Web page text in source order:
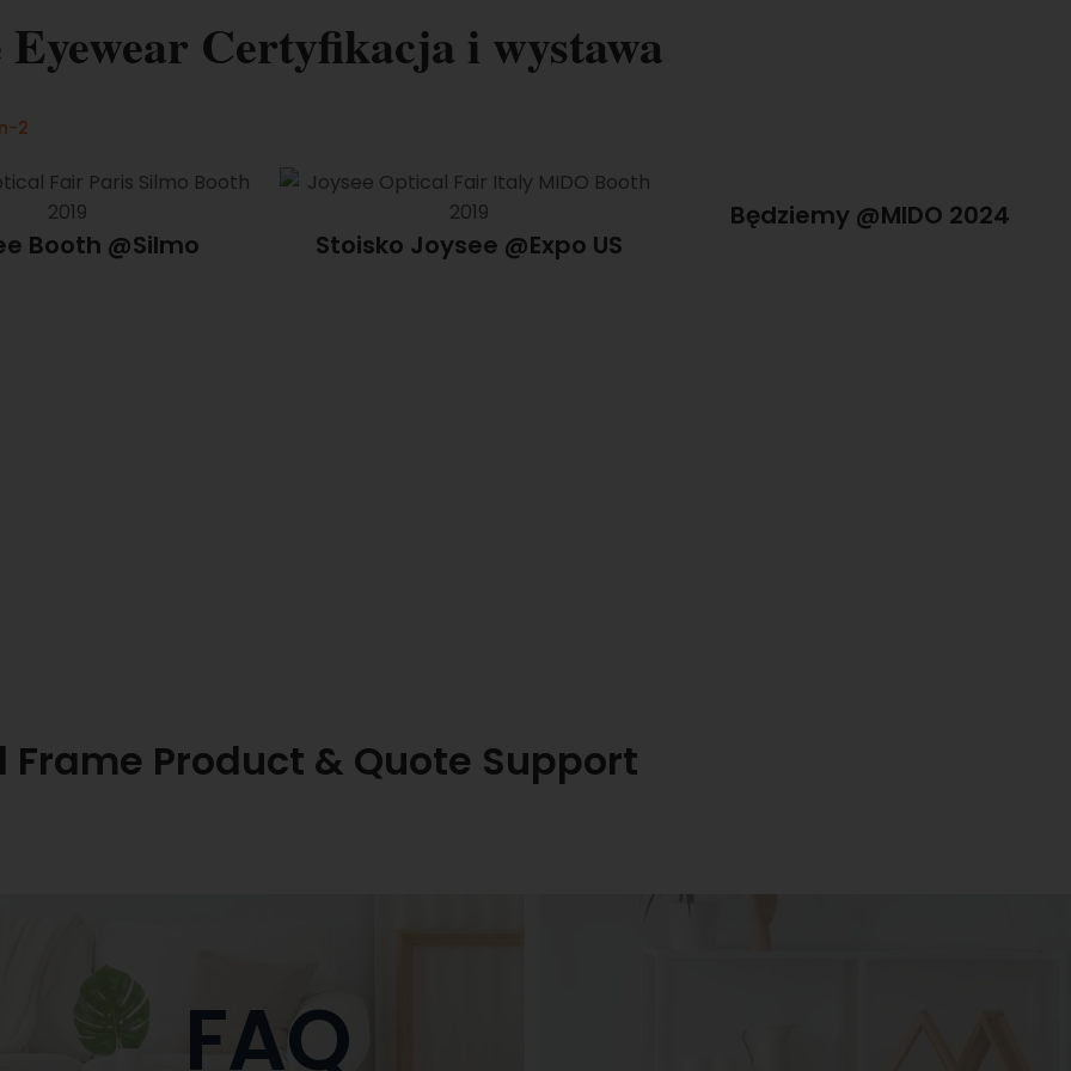
Eyewear Certyfikacja i wystawa
Booth @Silmo Stoisko Joysee @Expo US
Będziemy @MIDO 2024
Frame Product & Quote Support
FAQ